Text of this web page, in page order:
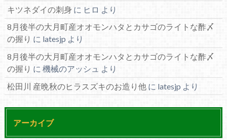
キツネダイの刺身 に ヒロ より
8月後半の大月町産オオモンハタとカサゴのライトな酢〆
の握り に latesjp より
8月後半の大月町産オオモンハタとカサゴのライトな酢〆
の握り に 機械のアッシュ より
松田川 産晩秋のヒラスズキのお造り他 に latesjp より
アーカイブ